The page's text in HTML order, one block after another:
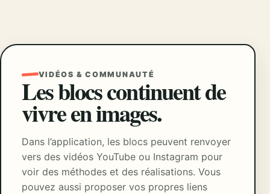
VIDÉOS & COMMUNAUTÉ
Les blocs continuent de
vivre en images.
Dans l’application, les blocs peuvent renvoyer
vers des vidéos YouTube ou Instagram pour
voir des méthodes et des réalisations. Vous
pouvez aussi proposer vos propres liens